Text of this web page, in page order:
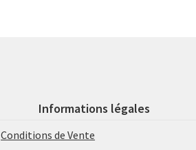
Informations légales
Conditions de Vente